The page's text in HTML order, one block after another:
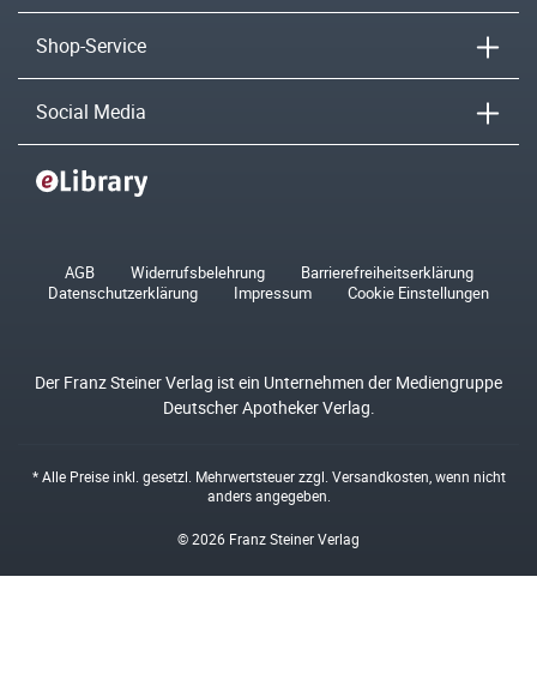
Shop-Service
Social Media
AGB Widerrufsbelehrung
Barrierefreiheitserklärung
Datenschutzerklärung
Impressum Cookie Einstellungen
Der Franz Steiner Verlag ist ein Unternehmen der Mediengruppe
Deutscher Apotheker Verlag.
* Alle Preise inkl. gesetzl. Mehrwertsteuer zzgl. Versandkosten , wenn nicht
anders angegeben.
© 2026 Franz Steiner Verlag